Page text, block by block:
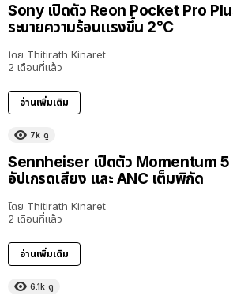
Sony เปิดตัว Reon Pocket Pro
ระบายความร้อนแรงขึ้น 2°C
โดย Thitirath Kinaret
2 เดือนที่แล้ว
อ่านเพิ่มเติม
7k ดู
Sennheiser เปิดตัว Momentum 5
อัปเกรดเสียง และ ANC เต็มพิกัด
โดย Thitirath Kinaret
2 เดือนที่แล้ว
อ่านเพิ่มเติม
6.1k ดู